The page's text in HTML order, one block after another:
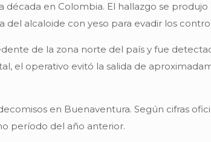
década en Colombia. El hallazgo se
alcaloide con yeso para evadir los
de la zona norte del país y fue
el operativo evitó la salida de
en Buenaventura. Según cifras
período del año anterior.